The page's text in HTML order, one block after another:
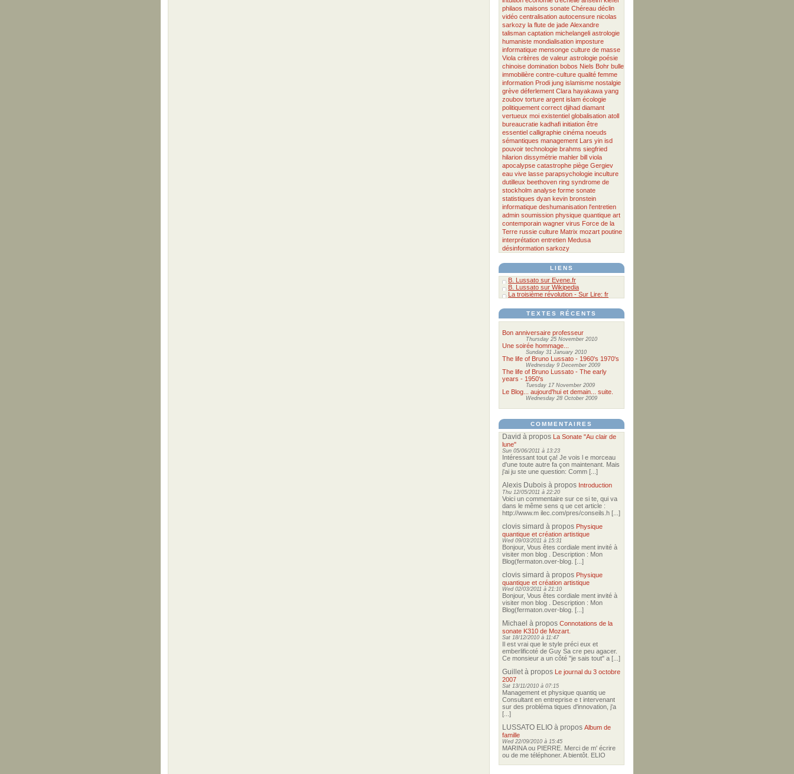
philaos maisons sonate Chéreau déclin
vidéo centralisation autocensure nicolas
sarkozy la flute de jade Alexandre
talisman captation michelangeli astrologie
humaniste mondialisation imposture
informatique mensonge culture de masse
Viola critères de valeur astrologie poésie
chinoise domination bobos Niels Bohr bulle
immobilière contre-culture qualité femme
information Prodi jung islamisme nostalgie
grève déferlement Clara hayakawa yang
zoubov torture argent islam écologie
politiquement correct djihad diamant
vertueux moi existentiel globalisation atoll
bureaucratie kadhafi initiation être
essentiel calligraphie cinéma noeuds
sémantiques management Lars yin isd
pouvoir technologie brahms siegfried
hilarion dissymétrie mahler bill viola
apocalypse catastrophe piège Gergiev
eau vive lasse parapsychologie inculture
dutilleux beethoven ring syndrome de
stockholm analyse forme sonate
statistiques dyan kevin bronstein
informatique deshumanisation l'entretien
admin soumission physique quantique art
contemporain wagner virus Force de la
Terre russie culture Matrix mozart poutine
interprétation entretien Medusa
désinformation sarkozy
LIENS
B. Lussato sur Evene.fr
B. Lussato sur Wikipedia
La troisième révolution - Sur Lire: fr
TEXTES RÉCENTS
Bon anniversaire professeur
Thursday 25 November 2010
Une soirée hommage...
Sunday 31 January 2010
The life of Bruno Lussato - 1960's 1970's
Wednesday 9 December 2009
The life of Bruno Lussato - The early
years - 1950's
Tuesday 17 November 2009
Le Blog... aujourd'hui et demain... suite.
Wednesday 28 October 2009
COMMENTAIRES
David à propos La Sonate "Au clair de
lune"
Sun 05/06/2011 à 13:23
Intéressant tout ça! Je vois l e morceau
d'une toute autre fa çon maintenant. Mais
j'ai ju ste une question: Comm [...]
Alexis Dubois à propos Introduction
Thu 12/05/2011 à 22:20
Voici un commentaire sur ce si te, qui va
dans le même sens q ue cet article :
http://www.m ilec.com/pres/conseils.h [...]
clovis simard à propos Physique
quantique et création artistique
Wed 09/03/2011 à 15:31
Bonjour, Vous êtes cordiale ment invité à
visiter mon blog . Description : Mon
Blog(fermaton.over-blog. [...]
clovis simard à propos Physique
quantique et création artistique
Wed 02/03/2011 à 21:10
Bonjour, Vous êtes cordiale ment invité à
visiter mon blog . Description : Mon
Blog(fermaton.over-blog. [...]
Michael à propos Connotations de la
sonate K310 de Mozart.
Sat 18/12/2010 à 11:47
Il est vrai que le style préci eux et
emberlificoté de Guy Sa cre peu agacer.
Ce monsieur a un côté "je sais tout" a [...]
Guilletà propos Le journal du 3 octobre
2007
Sat 13/11/2010 à 07:15
Management et physique quantiq ue
Consultant en entreprise e t intervenant
sur des probléma tiques d'innovation, j'a
[...]
LUSSATO ELIO à propos Album de
famille
Wed 22/09/2010 à 15:45
MARINA ou PIERRE. Merci de m' écrire
ou de me téléphoner. A bientôt. ELIO